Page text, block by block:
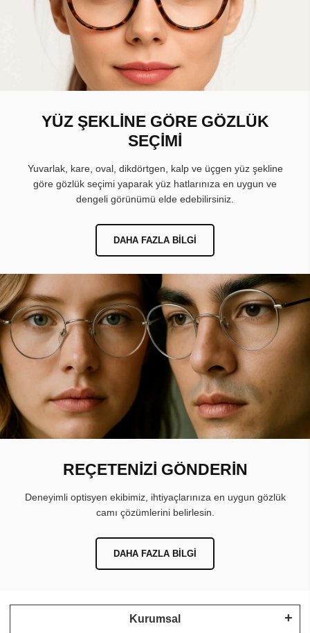
YÜZ ŞEKLİNE GÖRE GÖZLÜK
SEÇİMİ
Yuvarlak, kare, oval, dikdörtgen, kalp ve üçgen yüz şekline
göre gözlük seçimi yaparak yüz hatlarınıza en uygun ve
dengeli görünümü elde edebilirsiniz.
DAHA FAZLA BILGI
REÇETENİZİ GÖNDERİN
Deneyimli optisyen ekibimiz, ihtiyaçlarınıza en uygun gözlük
camı çözümlerini belirlesin.
DAHA FAZLA BILGI
Kurumsal